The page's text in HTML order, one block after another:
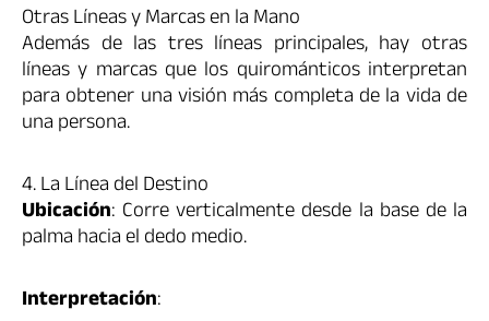
Otras Líneas y Marcas en la Mano
Además de las tres líneas principales, hay otras
líneas y marcas que los quirománticos interpretan
para obtener una visión más completa de la vida de
una persona.
4. La Línea del Destino
Ubicación: Corre verticalmente desde la base de la
palma hacia el dedo medio.
Interpretación: